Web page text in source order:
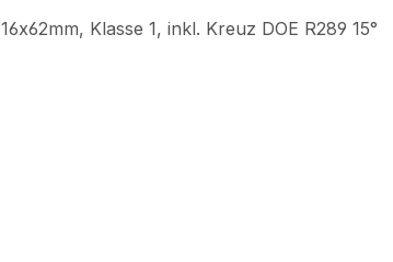
Klasse 1, inkl. Kreuz DOE R289 15°